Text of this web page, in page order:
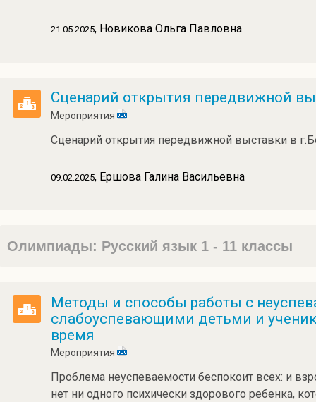
21.05.2025, Новикова Ольга Павловна
Сценарий открытия передвижной
Мероприятия
Сценарий открытия передвижной выставки в
09.02.2025, Ершова Галина Васильевна
Олимпиады: Русский язык 1 - 11 классы
Методы и способы работы с
слабоуспевающими детьми и
время
Мероприятия
Проблема неуспеваемости беспокоит всех: и
нет ни одного психически здорового ребенка,